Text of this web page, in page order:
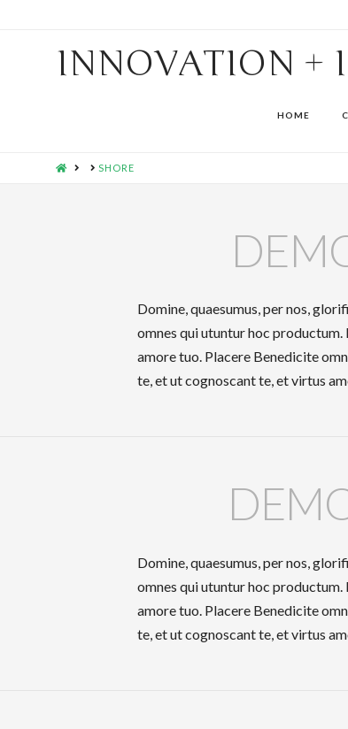
INNOVATION +
HOME
HOME SHORE
Domine, quaesumus, per nos,
omnes qui utuntur hoc productum.
amore tuo. Placere Benedicite
te, et ut cognoscant te, et virtus
Domine, quaesumus, per nos,
omnes qui utuntur hoc productum.
amore tuo. Placere Benedicite
te, et ut cognoscant te, et virtus